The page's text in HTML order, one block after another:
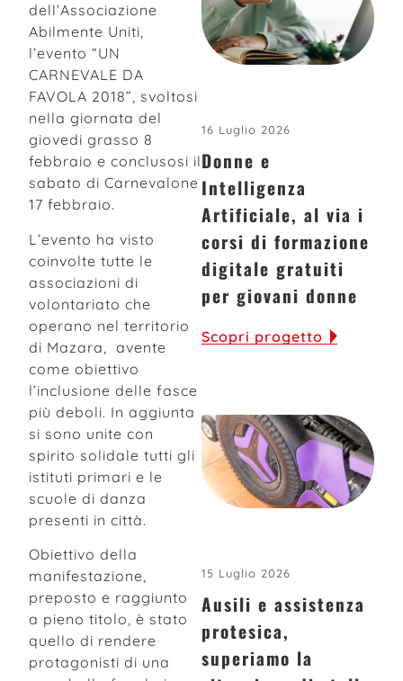
dell’Associazione
Abilmente Uniti,
l’evento “UN
CARNEVALE DA
FAVOLA 2018”, svoltosi
nella giornata del
giovedi grasso 8
febbraio e conclusosi il
sabato di Carnevalone
17 febbraio.
L’evento ha visto
coinvolte tutte le
associazioni di
volontariato che
operano nel territorio
di Mazara, avente
come obiettivo
l’inclusione delle fasce
più deboli. In aggiunta
si sono unite con
spirito solidale tutti gli
istituti primari e le
scuole di danza
presenti in città.
Obiettivo della
manifestazione,
preposto e raggiunto
a pieno titolo, è stato
quello di rendere
protagonisti di una
16 Luglio 2026
Donne e
Intelligenza
Artificiale, al via i
corsi di formazione
digitale gratuiti
per giovani donne
Scopri progetto
15 Luglio 2026
Ausili e assistenza
protesica,
superiamo la